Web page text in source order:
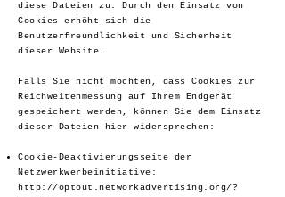
diese Dateien zu. Durch den Einsatz von
Cookies erhöht sich die
Benutzerfreundlichkeit und Sicherheit
dieser Website.
Falls Sie nicht möchten, dass Cookies zur
Reichweitenmessung auf Ihrem Endgerät
gespeichert werden, können Sie dem Einsatz
dieser Dateien hier widersprechen:
Cookie-Deaktivierungsseite der
Netzwerkwerbeinitiative:
http://optout.networkadvertising.org/?